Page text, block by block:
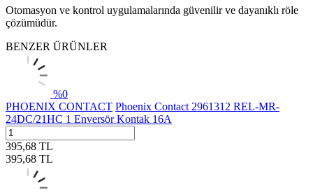
Otomasyon ve kontrol uygulamalarında güvenilir ve dayanıklı röle
çözümüdür.
BENZER ÜRÜNLER
%0
PHOENIX CONTACT Phoenix Contact 2961312 REL-MR-
24DC/21HC 1 Enversör Kontak 16A
395,68 TL
395,68 TL